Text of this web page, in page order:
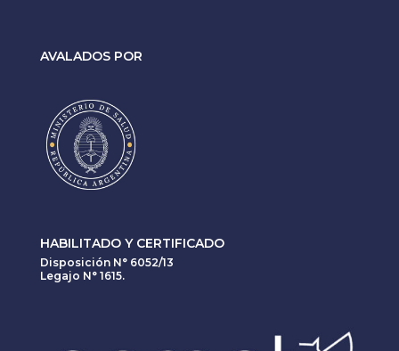
AVALADOS POR
HABILITADO Y CERTIFICADO
Disposición N° 6052/13
Legajo N° 1615.